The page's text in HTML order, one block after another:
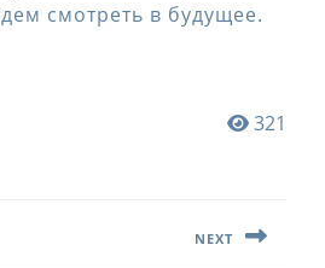
смотреть в будущее.
321
NEXT